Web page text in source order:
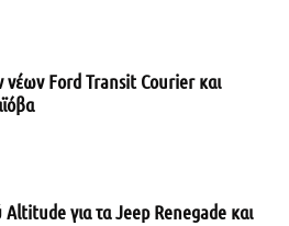
Ford Transit Courier και
Altitude για τα Jeep Renegade και